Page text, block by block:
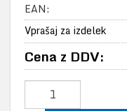
EAN:
Vprašaj za izdelek
Cena z DDV: